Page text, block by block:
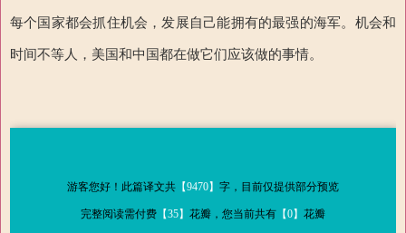
每个国家都会抓住机会，发展自己能拥有的最强的海军。机会和
时间不等人，美国和中国都在做它们应该做的事情。
游客您好！此篇译文共 【9470】 字，目前仅提供部分预览
完整阅读需付费 【35】 花瓣，您当前共有 【0】 花瓣